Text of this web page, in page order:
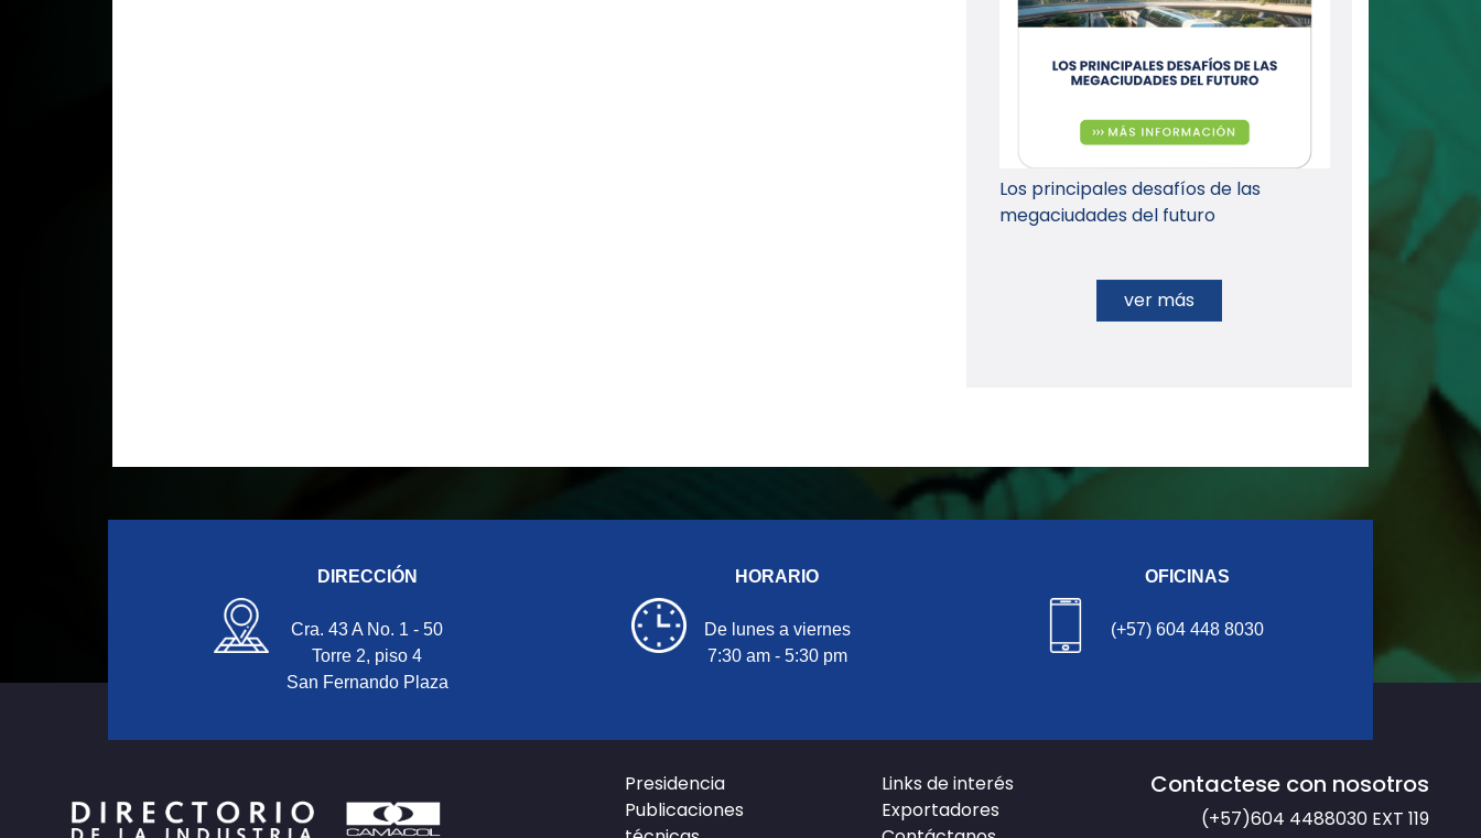
Los principales desafíos de las
megaciudades del futuro
ver más
DIRECCIÓN
Cra. 43 A No. 1 - 50
Torre 2, piso 4
San Fernando Plaza
HORARIO
De lunes a viernes
7:30 am - 5:30 pm
OFICINAS
(+57) 604 448 8030
Presidencia
Publicaciones
Links de interés
Exportadores
Contactese con nosotros
(+57)604 4488030 EXT 119